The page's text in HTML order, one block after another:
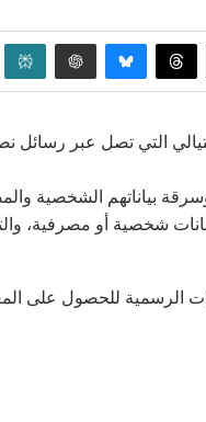
بياناتهم الشخصية
شخصية أو مصرفية،
الرسمية للحصول على